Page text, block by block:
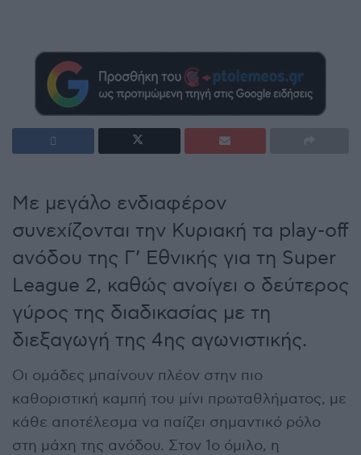
Με μεγάλο ενδιαφέρον
συνεχίζονται την Κυριακή τα play-off
ανόδου της Γ’ Εθνικής για τη Super
League 2, καθώς ανοίγει ο δεύτερος
γύρος της διαδικασίας με τη
διεξαγωγή της 4ης αγωνιστικής.
Οι ομάδες μπαίνουν πλέον στην πιο
καθοριστική καμπή του μίνι πρωταθλήματος, με
κάθε αποτέλεσμα να παίζει σημαντικό ρόλο
στη μάχη της ανόδου. Στον 1ο όμιλο, η